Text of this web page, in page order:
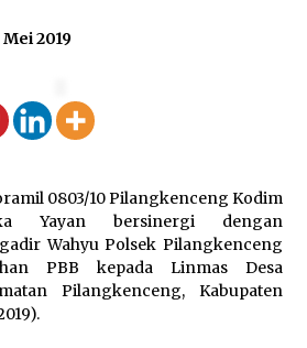
Semarakkan HUT RI
Agustus 2026
Banjar Tanam 200 Pohon
Dukung Program Ketahanan
7 Agustus 2026
2019
0803/10 Pilangkenceng Kodim
Yayan bersinergi dengan
Wahyu Polsek Pilangkenceng
PBB kepada Linmas Desa
Pilangkenceng, Kabupaten